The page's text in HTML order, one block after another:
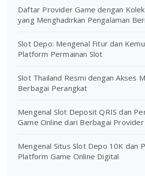
Daftar Provider Game dengan
yang Menghadirkan Pengalaman
Slot Depo: Mengenal Fitur dan
Platform Permainan Slot
Slot Thailand Resmi dengan Akses
Berbagai Perangkat
Mengenal Slot Deposit QRIS dan
Game Online dari Berbagai Provider
Mengenal Situs Slot Depo 10K dan
Platform Game Online Digital